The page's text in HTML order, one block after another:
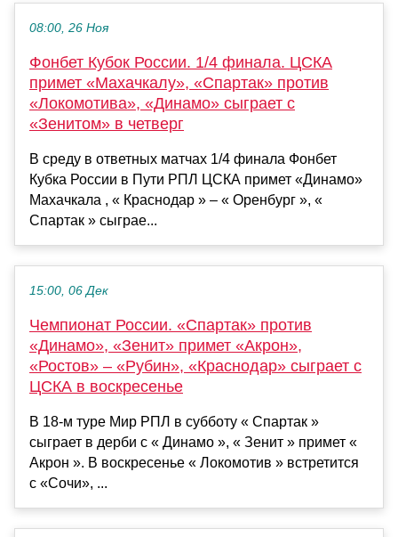
08:00, 26 Ноя
Фонбет Кубок России. 1/4 финала. ЦСКА
примет «Махачкалу», «Спартак» против
«Локомотива», «Динамо» сыграет с
«Зенитом» в четверг
В среду в ответных матчах 1/4 финала Фонбет
Кубка России в Пути РПЛ ЦСКА примет «Динамо»
Махачкала , « Краснодар » – « Оренбург », «
Спартак » сыграе...
15:00, 06 Дек
Чемпионат России. «Спартак» против
«Динамо», «Зенит» примет «Акрон»,
«Ростов» – «Рубин», «Краснодар» сыграет с
ЦСКА в воскресенье
В 18-м туре Мир РПЛ в субботу « Спартак »
сыграет в дерби с « Динамо », « Зенит » примет «
Акрон ». В воскресенье « Локомотив » встретится
с «Сочи», ...